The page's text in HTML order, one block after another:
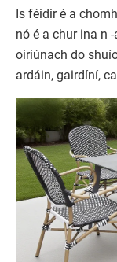
Is féidir é a
nó é a chur ina n
oiriúnach do
ardáin, gairdíní,